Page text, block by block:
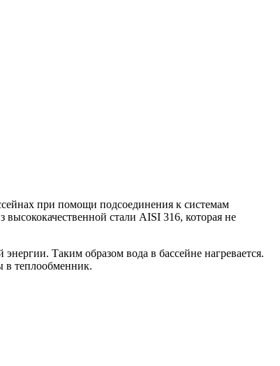
при помощи подсоединения к системам
стали AISI 316, которая не
Таким образом вода в бассейне нагревается.
в теплообменник.